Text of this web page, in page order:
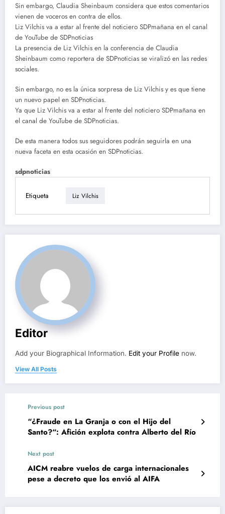
Sin embargo, Claudia Sheinbaum considera que estos comentarios
vienen de voceros en contra de ellos.
Liz Vilchis va a estar al frente del noticiero SDPmañana en el canal
de YouTube de SDPnoticias
La presencia de Liz Vilchis en la conferencia de Claudia
Sheinbaum como reportera de SDPnoticias se viralizó en las redes
sociales.
Sin embargo, no es la única sorpresa de Liz Vilchis y es que tiene
un nuevo papel en SDPnoticias.
Ya que Liz Vilchis va a estar al frente del noticiero SDPmañana en
el canal de YouTube de SDPnoticias.
De esta manera todos sus seguidores podrán seguirla en una
nueva faceta en esta ocasión en SDPnoticias.
sdpnoticias
Etiqueta Liz Vilchis
Editor
Add your Biographical Information. Edit your Profile now.
View All Posts
Previous post
“¿Fraude en La Granja o con el Hijo del
Santo?“: Afición explota contra Alberto del Río
Next post
AICM reabre vuelos de carga internacionales
pese a decreto que los envió al AIFA